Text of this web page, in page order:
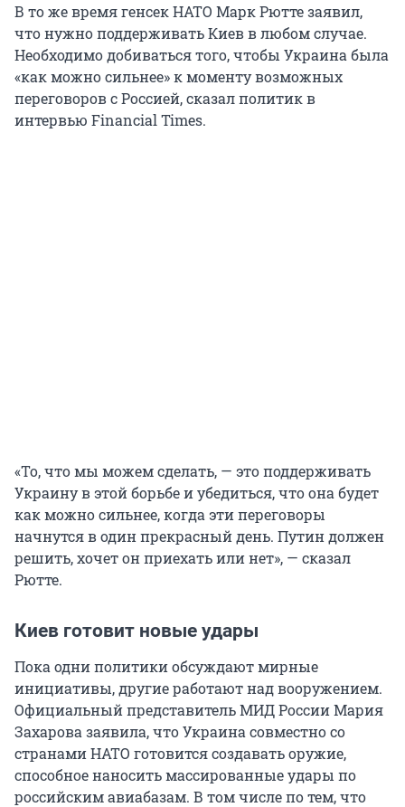
В то же время генсек НАТО Марк Рютте заявил,
что нужно поддерживать Киев в любом случае.
Необходимо добиваться того, чтобы Украина была
«как можно сильнее» к моменту возможных
переговоров с Россией, сказал политик в
интервью Financial Times.
«То, что мы можем сделать, — это поддерживать
Украину в этой борьбе и убедиться, что она будет
как можно сильнее, когда эти переговоры
начнутся в один прекрасный день. Путин должен
решить, хочет он приехать или нет», — сказал
Рютте.
Киев готовит новые удары
Пока одни политики обсуждают мирные
инициативы, другие работают над вооружением.
Официальный представитель МИД России Мария
Захарова заявила, что Украина совместно со
странами НАТО готовится создавать оружие,
способное наносить массированные удары по
российским авиабазам. В том числе по тем, что